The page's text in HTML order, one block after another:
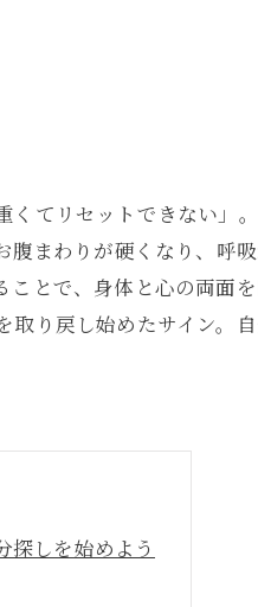
くてリセットできない」
まわりが硬くなり、呼
とで、身体と心の両面を
取り戻し始めたサイン。
探しを始めよう